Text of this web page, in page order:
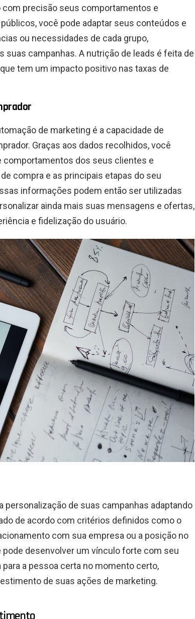
precisão seus comportamentos e
você pode adaptar seus conteúdos e
ou necessidades de cada grupo,
suas campanhas. A nutrição de leads é feita de
tem um impacto positivo nas taxas de
de marketing é a capacidade de
Graças aos dados recolhidos, você
comportamentos dos seus clientes e
compra e as principais etapas do seu
informações podem então ser utilizadas
ainda mais suas mensagens e ofertas,
e fidelização do usuário.
personalização de suas campanhas adaptando
de acordo com critérios definidos como o
com sua empresa ou a posição no
desenvolver um vínculo forte com seu
a pessoa certa no momento certo,
de suas ações de marketing.